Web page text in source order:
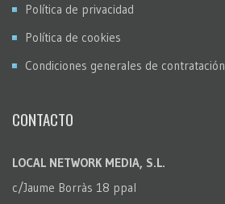
Política de privacidad
Política de cookies
Condiciones generales de contratación
CONTACTO
LOCAL NETWORK MEDIA, S.L.
c/Jaume Borràs 18 ppal